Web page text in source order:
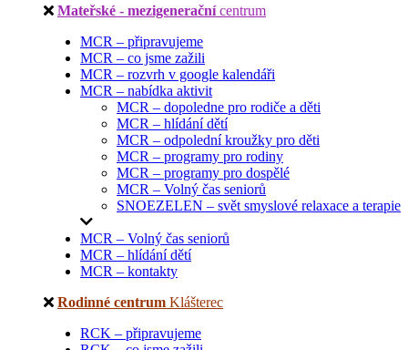
Mateřské - mezigenerační centrum
MCR – připravujeme
MCR – co jsme zažili
MCR – rozvrh v google kalendáři
MCR – nabídka aktivit
MCR – dopoledne pro rodiče a děti
MCR – hlídání dětí
MCR – odpolední kroužky pro děti
MCR – programy pro rodiny
MCR – programy pro dospělé
MCR – Volný čas seniorů
SNOEZELEN – svět smyslové relaxace a terapie
MCR – Volný čas seniorů
MCR – hlídání dětí
MCR – kontakty
Rodinné centrum Klášterec
RCK – připravujeme